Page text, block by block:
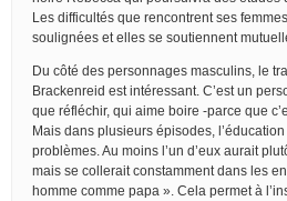
Les difficultés que rencontrent ses
soulignées et elles se soutiennent
Du côté des personnages masculins, le
Brackenreid est intéressant. C’est un
que réfléchir, qui aime boire -parce que
Mais dans plusieurs épisodes,
problèmes. Au moins l’un d’eux aurait
mais se collerait constamment dans les
homme comme papa ». Cela permet à